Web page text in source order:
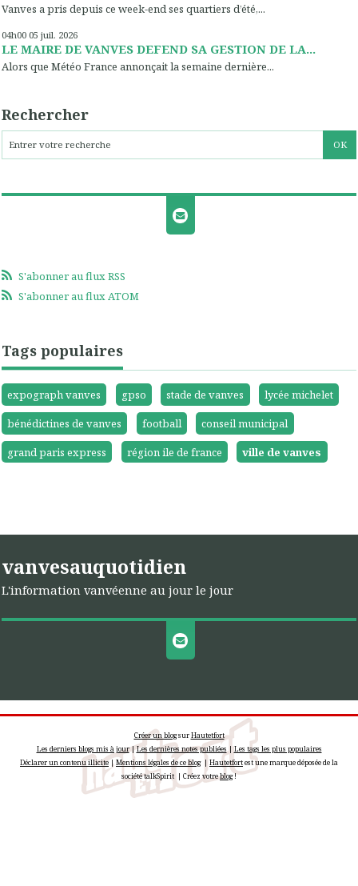
Vanves a pris depuis ce week-end ses quartiers d’été,...
04h00 05 juil. 2026
LE MAIRE DE VANVES DEFEND SA GESTION DE LA...
Alors que Météo France annonçait la semaine dernière...
Rechercher
S'abonner au flux RSS
S'abonner au flux ATOM
Tags populaires
expograph vanves gpso stade de vanves
lycée michelet
bénédictines de vanves
football
conseil municipal
grand paris express
région ile de france ville de vanves
vanvesauquotidien
L'information vanvéenne au jour le jour
Créer un blogsurHautetfort
Les derniers blogs mis à jour|Les dernières notes publiées |Les tags les plus populaires
Déclarer un contenu illicite|Mentions légales de ce blog| Hautetfortest une marque déposée de la
société talkSpirit | Créez votreblog!